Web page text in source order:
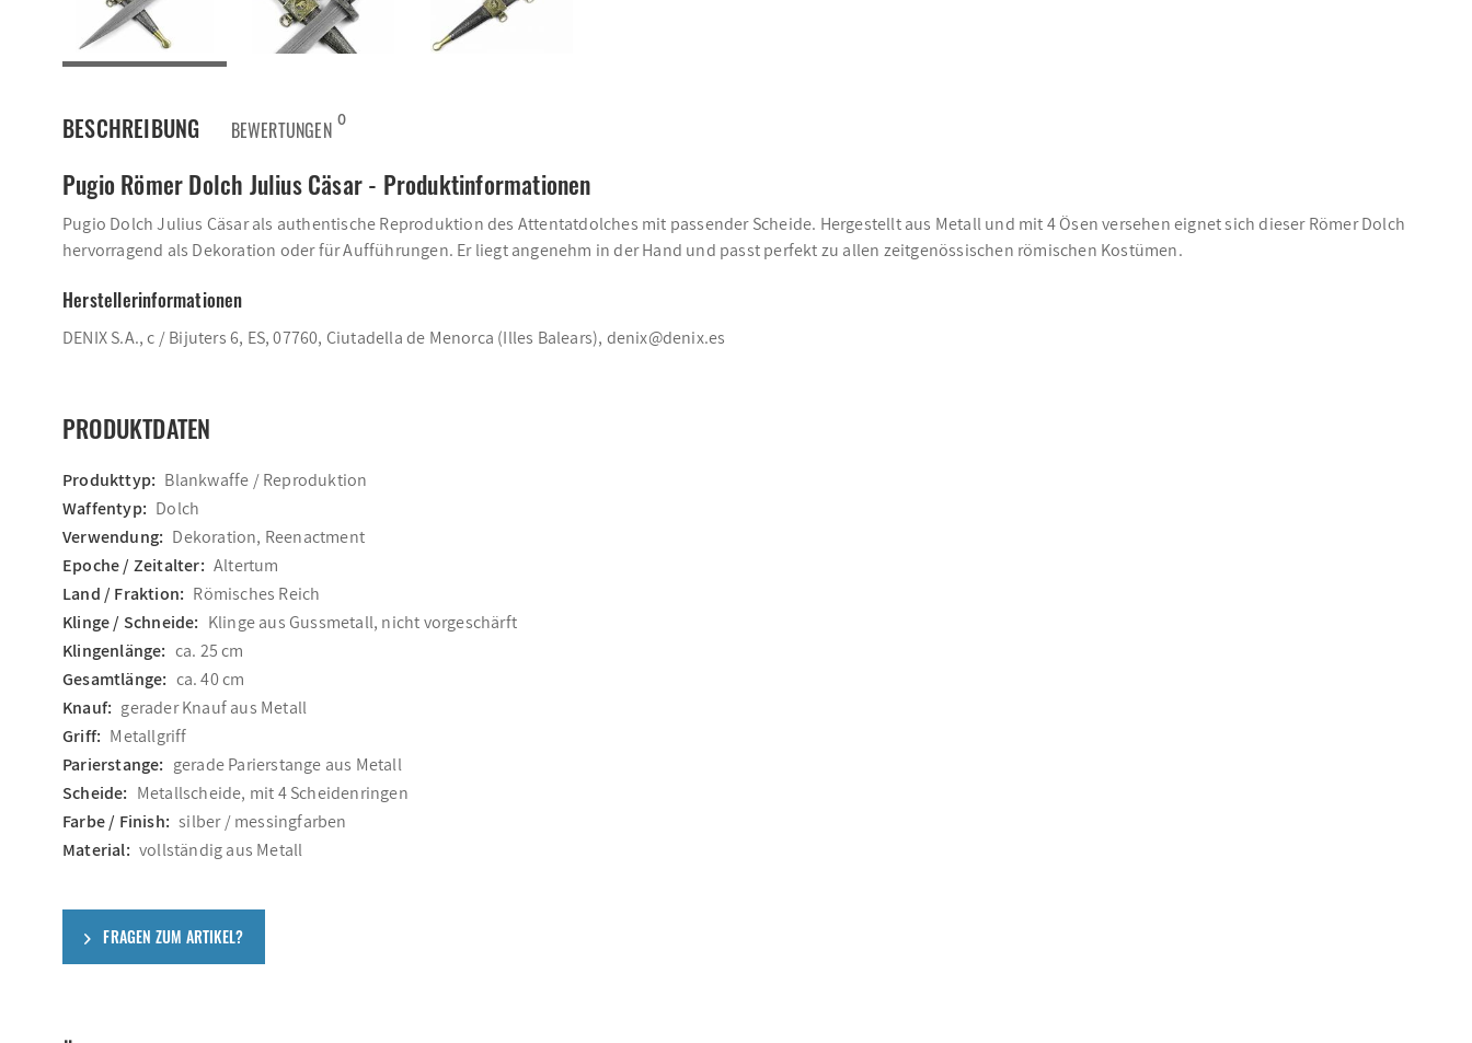
BESCHREIBUNG BEWERTUNGEN 0
Pugio Römer Dolch Julius Cäsar - Produktinformationen
Pugio Dolch Julius Cäsar als authentische Reproduktion des Attentatdolches mit passender Scheide. Hergestellt aus Metall und mit 4 Ösen versehen eignet sich dieser Römer Dolch
hervorragend als Dekoration oder für Aufführungen. Er liegt angenehm in der Hand und passt perfekt zu allen zeitgenössischen römischen Kostümen.
Herstellerinformationen
DENIX S.A., c / Bijuters 6, ES, 07760, Ciutadella de Menorca (Illes Balears), denix@denix.es
PRODUKTDATEN
Produkttyp: Blankwaffe / Reproduktion
Waffentyp: Dolch
Verwendung: Dekoration, Reenactment
Epoche / Zeitalter: Altertum
Land / Fraktion: Römisches Reich
Klinge / Schneide: Klinge aus Gussmetall, nicht vorgeschärft
Klingenlänge: ca. 25 cm
Gesamtlänge: ca. 40 cm
Knauf: gerader Knauf aus Metall
Griff: Metallgriff
Parierstange: gerade Parierstange aus Metall
Scheide: Metallscheide, mit 4 Scheidenringen
Farbe / Finish: silber / messingfarben
Material: vollständig aus Metall
FRAGEN ZUM ARTIKEL?